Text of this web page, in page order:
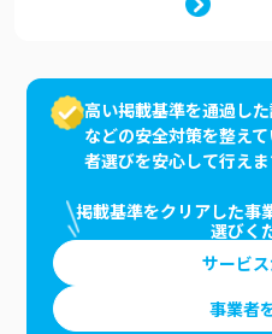
高い掲載基準を通過し
などの安全対策を整え
者選びを安心して行えま
掲載基準をクリアした事
選びく
サービ
事業者